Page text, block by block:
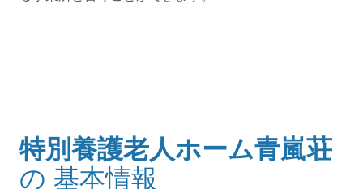
(タイトル)
特別養護老人ホーム青嵐荘
の 基本情報